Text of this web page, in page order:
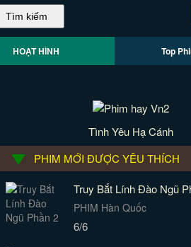
HOẠT HÌNH Top
Tình Yêu Hạ Cánh
PHIM MỚI ĐƯỢC YÊU THÍCH
Truy Bắt Lính Đào Ngũ
PHIM Hàn Quốc
6/6